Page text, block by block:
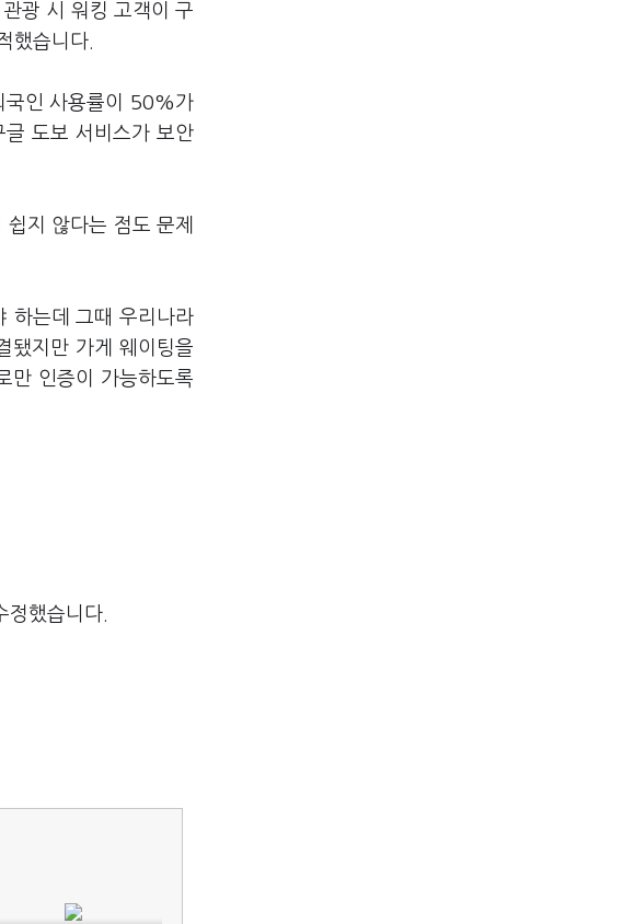
광 시 워킹 고객이 구
했습니다.
국인 사용률이 50%가
도보 서비스가 보안
지 않다는 점도 문제
하는데 그때 우리나라
됐지만 가게 웨이팅을
만 인증이 가능하도록
정했습니다.